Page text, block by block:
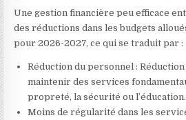
Une gestion financière peu efficace
des réductions dans les budgets
pour 2026-2027, ce qui se traduit par :
Réduction du personnel :
maintenir des services
propreté, la sécurité ou l’éducation.
Moins de régularité dans les